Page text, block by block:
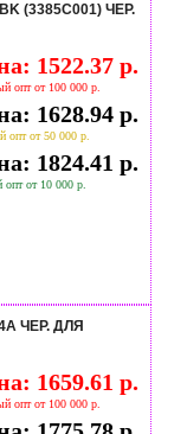
(3385C001) ЧЕР.
1522.37 р.
опт от 100 000 р.
1628.94 р.
опт от 50 000 р.
1824.41 р.
опт от 10 000 р.
ЧЕР. ДЛЯ
1659.61 р.
опт от 100 000 р.